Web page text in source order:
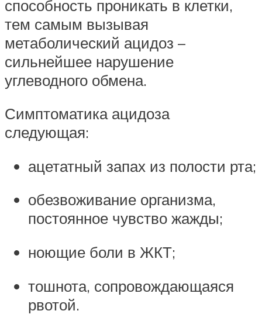
способность проникать в клетки,
тем самым вызывая
метаболический ацидоз –
сильнейшее нарушение
углеводного обмена.
Симптоматика ацидоза
следующая:
ацетатный запах из полости рта;
обезвоживание организма,
постоянное чувство жажды;
ноющие боли в ЖКТ;
тошнота, сопровождающаяся
рвотой.